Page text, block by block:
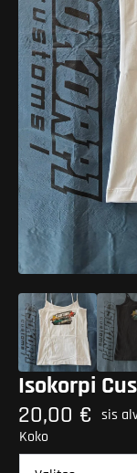
Isokorpi
20,00 € sis
Koko